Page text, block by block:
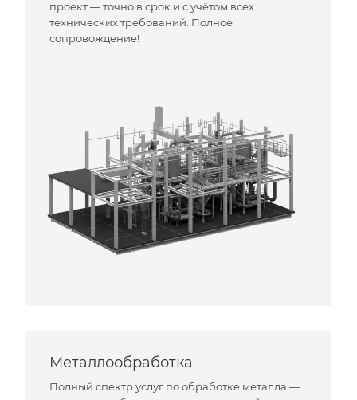
проект — точно в срок и с учётом всех
технических требований. Полное
сопровождение!
Металлообработка
Полный спектр услуг по обработке металла —